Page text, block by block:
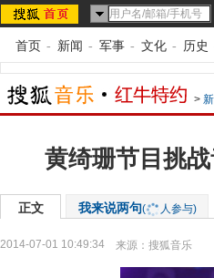
首页 - 新闻 - 军事 - 文化 - 历史
>
黄绮珊节目挑
正文 我来说两句( 人参与)
2014-07-01 10:49:34 来源： 搜狐音乐